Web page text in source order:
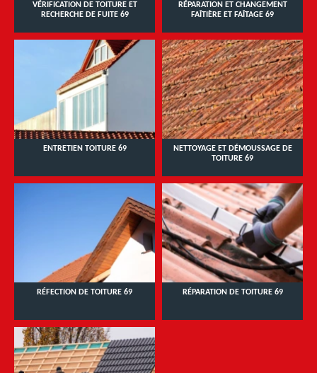
VÉRIFICATION DE TOITURE ET
RECHERCHE DE FUITE 69
RÉPARATION ET CHANGEMENT
FAÎTIÈRE ET FAÎTAGE 69
ENTRETIEN TOITURE 69
NETTOYAGE ET DÉMOUSSAGE DE
TOITURE 69
RÉFECTION DE TOITURE 69 RÉPARATION DE TOITURE 69